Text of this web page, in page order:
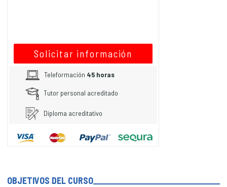
OBJETIVOS DEL CURSO
Solicitar información
Teleformación 45 horas
Tutor personal acreditado
Diploma acreditativo